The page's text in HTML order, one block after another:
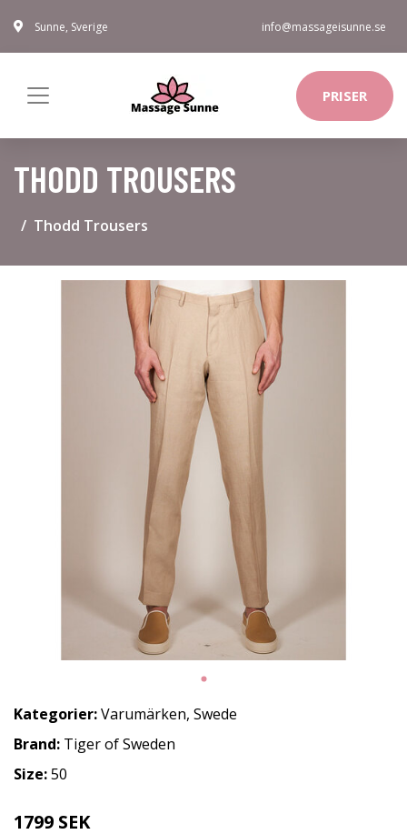
Sunne, Sverige info@massageisunne.se
PRISER
THODD TROUSERS
Thodd Trousers
Kategorier:Varumärken, Swede
Brand: Tiger of Sweden
Size:50
1799 SEK